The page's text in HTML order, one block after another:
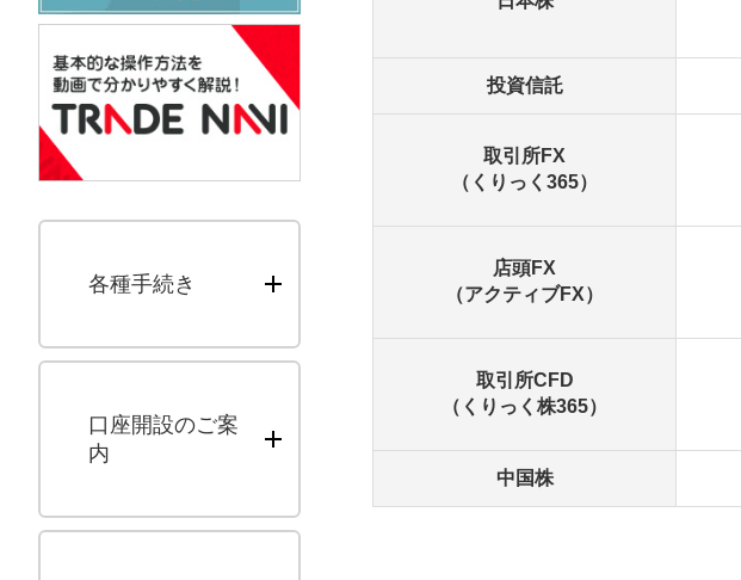
投資信託
取引所FX
（くりっく365）
店頭FX
（アクティブFX）
取引所CFD
（くりっく株365）
中国株
各種手続き
口座開設のご案
内